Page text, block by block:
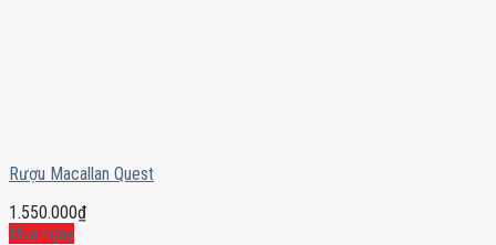
Rượu Macallan Quest
1.550.000₫
Mua ngay